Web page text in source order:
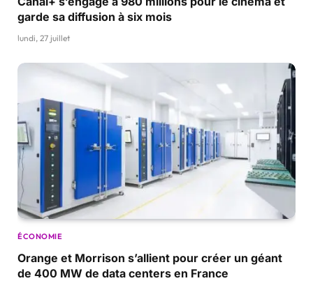
garde sa diffusion à six mois
lundi, 27 juillet
ÉCONOMIE
Orange et Morrison s’allient pour créer un géant
de 400 MW de data centers en France